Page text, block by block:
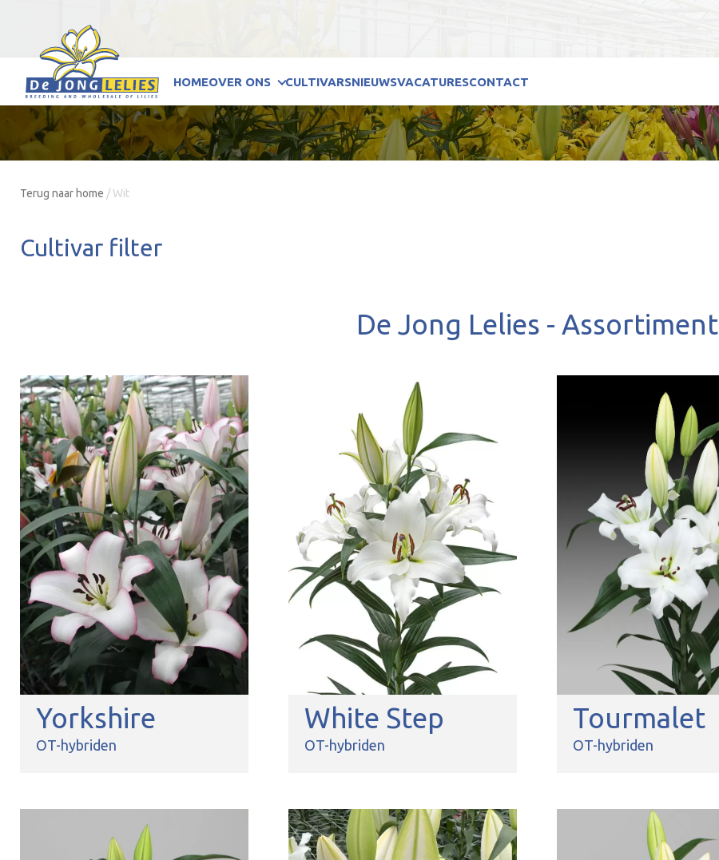
HOMEOVER ONS CULTIVARSNIEUWSVACATURESCONTACT
Terug naar home /Wit
Cultivar filter
De Jong Lelies - Assortiment
Yorkshire
OT-hybriden
White Step
OT-hybriden
Tourmalet
OT-hybriden